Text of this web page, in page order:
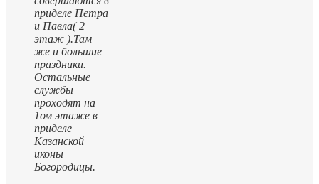
приделе Петра
и Павла( 2
этаж ).Там
же и большие
праздники.
Остальные
службы
проходят на
1ом этаже в
приделе
Казанской
иконы
Богородицы.